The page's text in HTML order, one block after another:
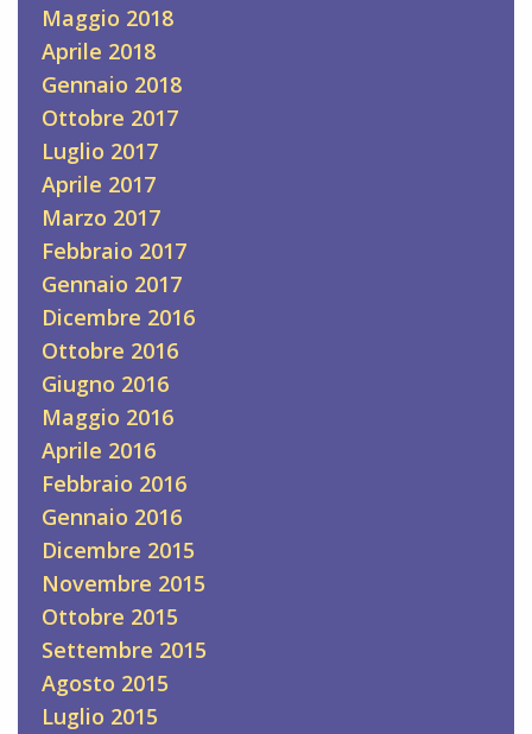
Maggio 2018
Aprile 2018
Gennaio 2018
Ottobre 2017
Luglio 2017
Aprile 2017
Marzo 2017
Febbraio 2017
Gennaio 2017
Dicembre 2016
Ottobre 2016
Giugno 2016
Maggio 2016
Aprile 2016
Febbraio 2016
Gennaio 2016
Dicembre 2015
Novembre 2015
Ottobre 2015
Settembre 2015
Agosto 2015
Luglio 2015